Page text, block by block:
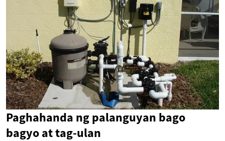
Paghahanda ng palanguyan bago
bagyo at tag-ulan